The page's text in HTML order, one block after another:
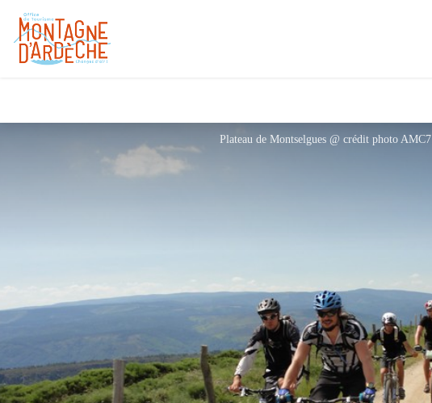
Plateau de Montselgues @ crédit photo AMC7